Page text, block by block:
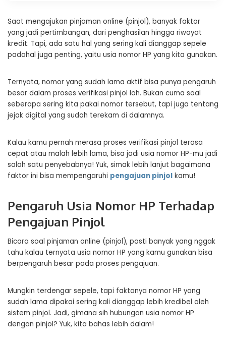
Saat mengajukan pinjaman online (pinjol), banyak faktor
yang jadi pertimbangan, dari penghasilan hingga riwayat
kredit. Tapi, ada satu hal yang sering kali dianggap sepele
padahal juga penting, yaitu usia nomor HP yang kita gunakan.
Ternyata, nomor yang sudah lama aktif bisa punya pengaruh
besar dalam proses verifikasi pinjol loh. Bukan cuma soal
seberapa sering kita pakai nomor tersebut, tapi juga tentang
jejak digital yang sudah terekam di dalamnya.
Kalau kamu pernah merasa proses verifikasi pinjol terasa
cepat atau malah lebih lama, bisa jadi usia nomor HP-mu jadi
salah satu penyebabnya! Yuk, simak lebih lanjut bagaimana
faktor ini bisa mempengaruhi pengajuan pinjol kamu!
Pengaruh Usia Nomor HP Terhadap
Pengajuan Pinjol
Bicara soal pinjaman online (pinjol), pasti banyak yang nggak
tahu kalau ternyata usia nomor HP yang kamu gunakan bisa
berpengaruh besar pada proses pengajuan.
Mungkin terdengar sepele, tapi faktanya nomor HP yang
sudah lama dipakai sering kali dianggap lebih kredibel oleh
sistem pinjol. Jadi, gimana sih hubungan usia nomor HP
dengan pinjol? Yuk, kita bahas lebih dalam!